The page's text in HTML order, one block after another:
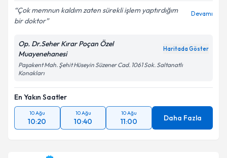
'ni okudum ve kişisel verilerimin belirtilen
kapsamda işlenmesini kabul ediyorum.
Çok memnun kaldım zaten sürekli işlem yaptırdığım
bir doktor
Devamı
Op. Dr.Seher Kırar Poçan Özel
Muayenehanesi
Haritada Göster
Paşakent Mah. Şehit Hüseyin Süzener Cad. 1061 Sok. Saltanatlı
Konakları
En Yakın Saatler
10 Ağu
10:20
10 Ağu
10:40
10 Ağu
11:00 Daha Fazla